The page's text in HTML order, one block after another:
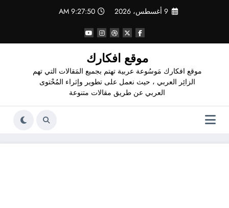
9 أغسطس، 2026 9:27:51 AM
موقع افكارك
موقع افكارك مَوسُوعة عربية تهتم بجميع المَقالات التي تهم
الزائِر العربي ، حيث نعمل على تطوير وإثراء المُحْتوى
العربي عن طريق مقالات متنوعة